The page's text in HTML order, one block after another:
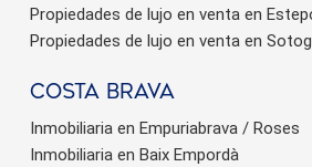
Propiedades de lujo en venta en
Propiedades de lujo en venta en
Costa brava
Inmobiliaria en Empuriabrava / Roses
Inmobiliaria en Baix Empordà